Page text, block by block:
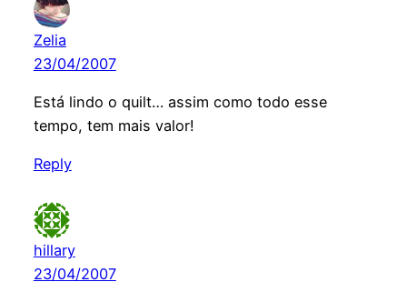
Zelia
23/04/2007
Está lindo o quilt… assim como todo esse
tempo, tem mais valor!
Reply
hillary
23/04/2007